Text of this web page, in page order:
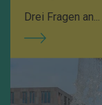
Drei Fragen